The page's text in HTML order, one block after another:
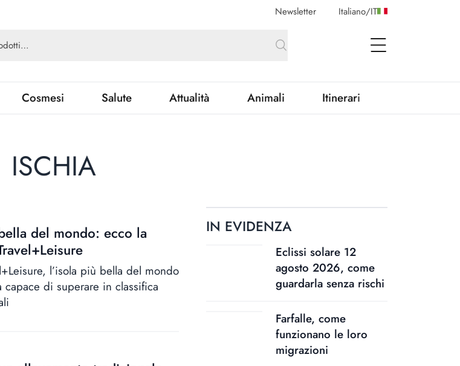
Newsletter Italiano/IT
open Menu
Cosmesi Salute Attualità Animali Itinerari
ISCHIA
del mondo: ecco la
l’isola più bella del mondo
di superare in classifica
IN EVIDENZA
Eclissi solare 12
agosto 2026, come
guardarla senza rischi
Farfalle, come
funzionano le loro
migrazioni